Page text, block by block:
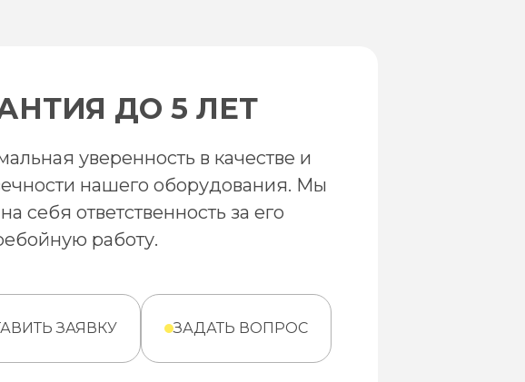
ДО 5 ЛЕТ
уверенность в качестве и
нашего оборудования. Мы
себя ответственность за его
работу.
ЗАЯВКУ ЗАДАТЬ ВОПРОС